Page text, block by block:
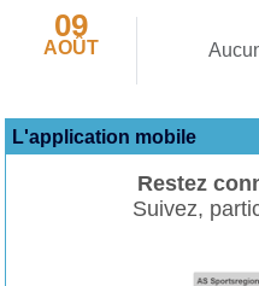
09
AOÛT
L'application mobile
Restez
Suivez,